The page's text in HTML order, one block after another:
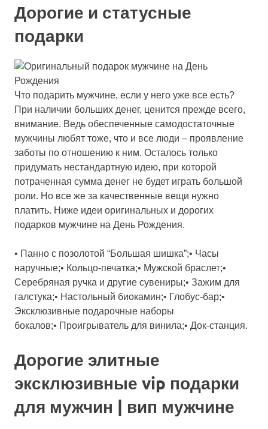
Дорогие и статусные
подарки
Что подарить мужчине, если у него уже все есть?
При наличии больших денег, ценится прежде всего,
внимание. Ведь обеспеченные самодостаточные
мужчины любят тоже, что и все люди – проявление
заботы по отношению к ним. Осталось только
придумать нестандартную идею, при которой
потраченная сумма денег не будет играть большой
роли. Но все же за качественные вещи нужно
платить. Ниже идеи оригинальных и дорогих
подарков мужчине на День Рождения.
• Панно с позолотой “Большая шишка”;• Часы
наручные;• Кольцо-печатка;• Мужской браслет;•
Серебряная ручка и другие сувениры;• Зажим для
галстука;• Настольный биокамин;• Глобус-бар;•
Эксклюзивные подарочные наборы
бокалов;• Проигрыватель для винила;• Док-станция.
Дорогие элитные
эксклюзивные vip подарки
для мужчин | вип мужчине